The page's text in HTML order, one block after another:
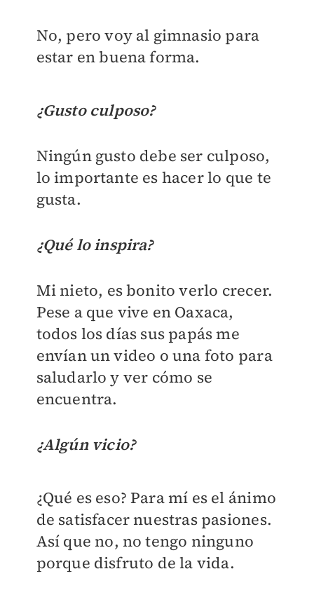
No, pero voy al gimnasio para
estar en buena forma.
¿Gusto culposo?
Ningún gusto debe ser culposo,
lo importante es hacer lo que te
gusta.
¿Qué lo inspira?
Mi nieto, es bonito verlo crecer.
Pese a que vive en Oaxaca,
todos los días sus papás me
envían un video o una foto para
saludarlo y ver cómo se
encuentra.
¿Algún vicio?
¿Qué es eso? Para mí es el ánimo
de satisfacer nuestras pasiones.
Así que no, no tengo ninguno
porque disfruto de la vida.